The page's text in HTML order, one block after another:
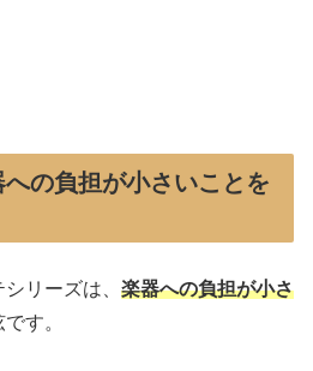
の負担が小さいことを
リーズは、 楽器への負担が小さ
す。